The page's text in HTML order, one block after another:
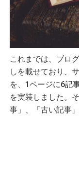
これまでは、ブロ
しを載せており、
を、1ページに6記
を実装しました。
事」、「古い記事